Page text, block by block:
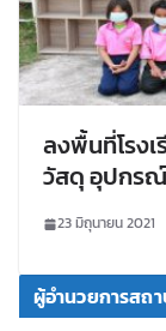
ลงพื้นที่โรง
วัสดุ อุปกร
รร.ตชด.บ้า
รร.ตชด.บ้าน
23 มิถุนายน 2021
ผู้อำนวยการสถ